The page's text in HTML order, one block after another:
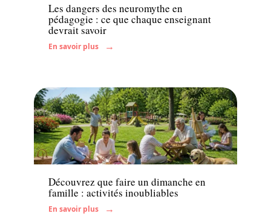
Les dangers des neuromythe en
pédagogie : ce que chaque enseignant
devrait savoir
En savoir plus
Famille
Découvrez que faire un dimanche en
famille : activités inoubliables
En savoir plus